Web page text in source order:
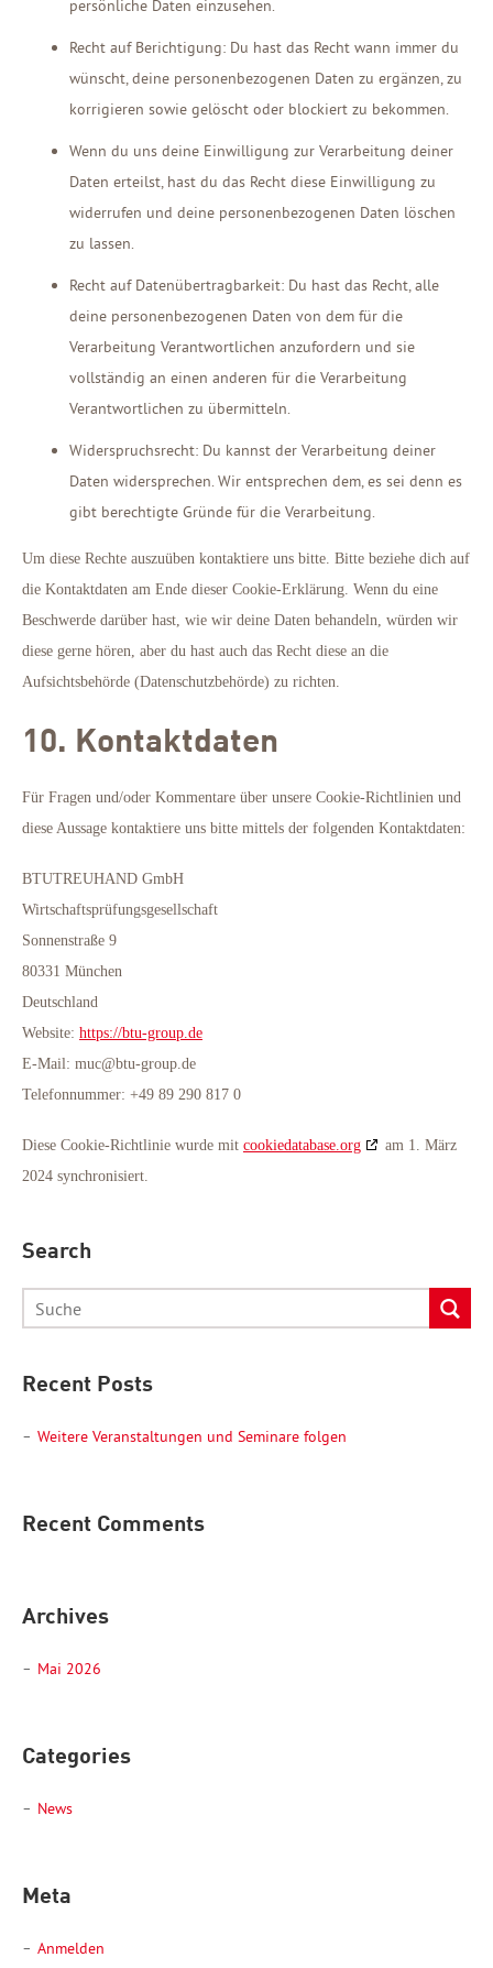
persönliche Daten einzusehen.
Recht auf Berichtigung: Du hast das Recht wann immer du
wünscht, deine personenbezogenen Daten zu ergänzen, zu
korrigieren sowie gelöscht oder blockiert zu bekommen.
Wenn du uns deine Einwilligung zur Verarbeitung deiner
Daten erteilst, hast du das Recht diese Einwilligung zu
widerrufen und deine personenbezogenen Daten löschen
zu lassen.
Recht auf Datenübertragbarkeit: Du hast das Recht, alle
deine personenbezogenen Daten von dem für die
Verarbeitung Verantwortlichen anzufordern und sie
vollständig an einen anderen für die Verarbeitung
Verantwortlichen zu übermitteln.
Widerspruchsrecht: Du kannst der Verarbeitung deiner
Daten widersprechen. Wir entsprechen dem, es sei denn es
gibt berechtigte Gründe für die Verarbeitung.
Um diese Rechte auszuüben kontaktiere uns bitte. Bitte beziehe dich auf
die Kontaktdaten am Ende dieser Cookie-Erklärung. Wenn du eine
Beschwerde darüber hast, wie wir deine Daten behandeln, würden wir
diese gerne hören, aber du hast auch das Recht diese an die
Aufsichtsbehörde (Datenschutzbehörde) zu richten.
10. Kontaktdaten
Für Fragen und/oder Kommentare über unsere Cookie-Richtlinien und
diese Aussage kontaktiere uns bitte mittels der folgenden Kontaktdaten:
BTUTREUHAND GmbH
Wirtschaftsprüfungsgesellschaft
Sonnenstraße 9
80331 München
Deutschland
Website: https://btu-group.de
E-Mail: muc@btu-group.de
Telefonnummer: +49 89 290 817 0
Diese Cookie-Richtlinie wurde mit cookiedatabase.org
am 1. März
2024 synchronisiert.
Search
Recent Posts
Weitere Veranstaltungen und Seminare folgen
Recent Comments
Archives
Mai 2026
Categories
News
Meta
Anmelden